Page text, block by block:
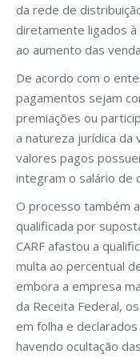
da rede de
diretamente ligados
ao aumento das
De acordo com o
pagamentos sejam
premiações ou
a natureza jurídica da
valores pagos
integram o salário de
O processo também
qualificada por
CARF afastou a
multa ao percentual
embora a empresa
da Receita Federal,
em folha e
havendo ocultação